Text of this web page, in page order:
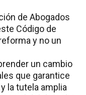
de Abogados
Código de
y no un
un cambio
que garantice
la tutela amplia